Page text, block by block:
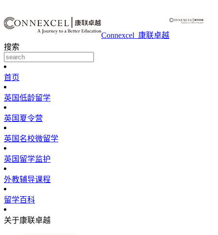
Connexcel_康联卓越
搜索
首页
英国低龄留学
英国夏令营
英国名校微留学
英国留学监护
外教辅导课程
留学百科
关于康联卓越